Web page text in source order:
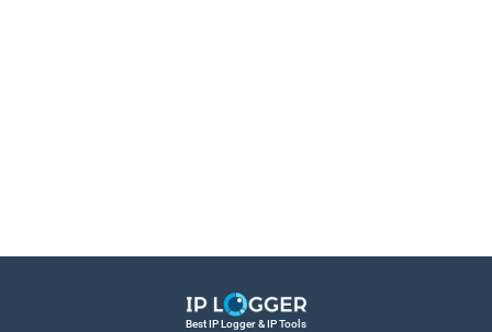
Best IP Logger & IP Tools